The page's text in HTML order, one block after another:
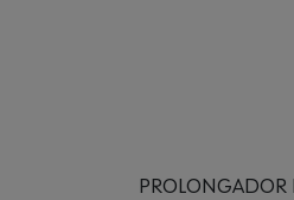
PROLONGADOR